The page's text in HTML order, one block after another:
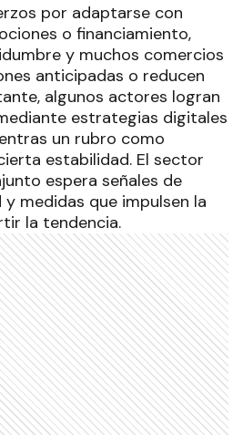
por adaptarse con
o financiamiento,
y muchos comercios
anticipadas o reducen
algunos actores logran
estrategias digitales
un rubro como
estabilidad. El sector
espera señales de
medidas que impulsen la
la tendencia.